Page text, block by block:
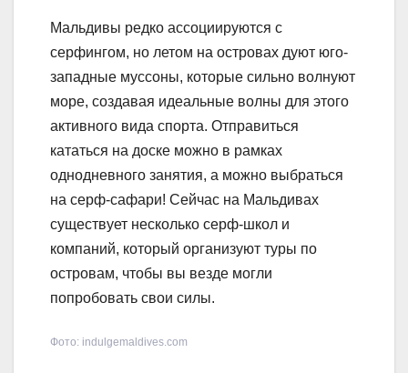
Мальдивы редко ассоциируются с
серфингом, но летом на островах дуют юго-
западные муссоны, которые сильно волнуют
море, создавая идеальные волны для этого
активного вида спорта. Отправиться
кататься на доске можно в рамках
однодневного занятия, а можно выбраться
на серф-сафари! Сейчас на Мальдивах
существует несколько серф-школ и
компаний, который организуют туры по
островам, чтобы вы везде могли
попробовать свои силы.
Фото: indulgemaldives.com